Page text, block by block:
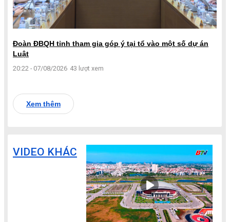
Đoàn ĐBQH tỉnh tham gia góp ý tại tổ vào một số dự án
Luật
20:22 - 07/08/2026 43 lượt xem
Xem thêm
VIDEO KHÁC